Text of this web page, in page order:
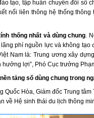
tạo, tập huấn chuyển đổi số
nối liên thông hệ thống
thống nhất và dùng chung.
phí nguồn lực và không
Nam là: Trung ương xây
lợi”, Phó Cục trưởng
tảng số dùng chung trong
Quốc Hòa, Giám đốc Trung
về Hệ sinh thái du lịch thông